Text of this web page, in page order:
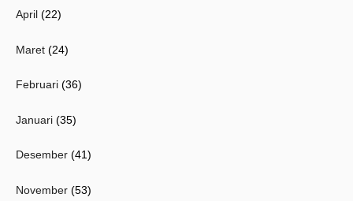
April (22)
Maret (24)
Februari (36)
Januari (35)
Desember (41)
November (53)